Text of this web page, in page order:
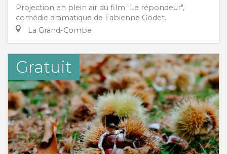
Projection en plein air du film "Le répondeur",
comédie dramatique de Fabienne Godet.
La Grand-Combe
Gratuit